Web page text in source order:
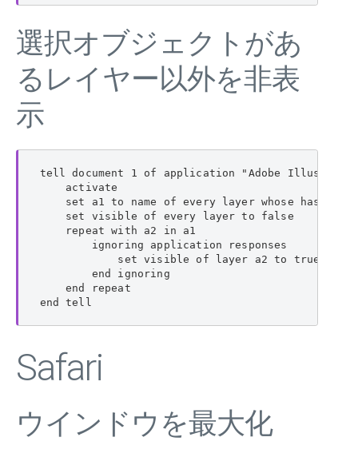
選択オブジェクトがあ
るレイヤー以外を非表
示
tell document 1 of application "Adobe
    activate
set a1 to name of every layer whose has
    set visible of every layer to false
    repeat with a2 in a1
        ignoring application responses
            set visible of layer a2 to true
        end ignoring
    end repeat
end tell
Safari
ウインドウを最大化